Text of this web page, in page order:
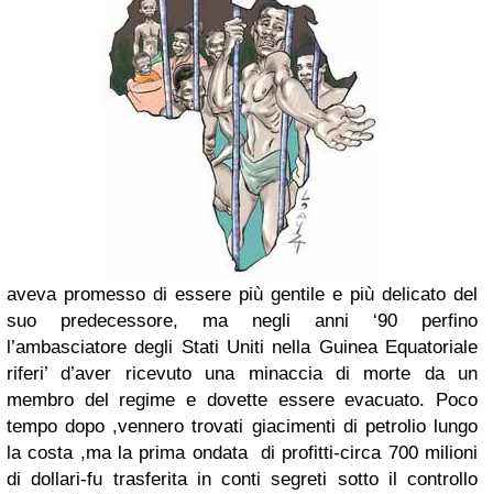
aveva promesso di essere più gentile e più delicato del
suo predecessore, ma negli anni ‘90 perfino
l’ambasciatore degli Stati Uniti nella Guinea Equatoriale
riferi’ d’aver ricevuto una minaccia di morte da un
membro del regime e dovette essere evacuato. Poco
tempo dopo ,vennero trovati giacimenti di petrolio lungo
la costa ,ma la prima ondata di profitti-circa 700 milioni
di dollari-fu trasferita in conti segreti sotto il controllo